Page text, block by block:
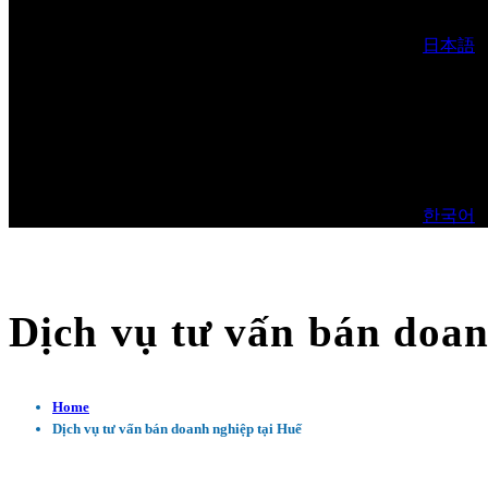
日本語
한국어
Dịch vụ tư vấn bán
Home
Dịch vụ tư vấn bán doanh nghiệp tại Huế